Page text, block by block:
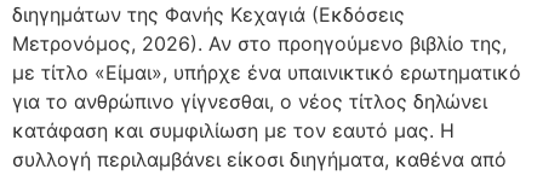
διηγημάτων της Φανής Κεχαγιά (Εκδόσεις
Μετρονόμος, 2026). Αν στο προηγούμενο βιβλίο της,
με τίτλο «Είμαι», υπήρχε ένα υπαινικτικό ερωτηματικό
για το ανθρώπινο γίγνεσθαι, ο νέος τίτλος δηλώνει
κατάφαση και συμφιλίωση με τον εαυτό μας. Η
συλλογή περιλαμβάνει είκοσι διηγήματα, καθένα από